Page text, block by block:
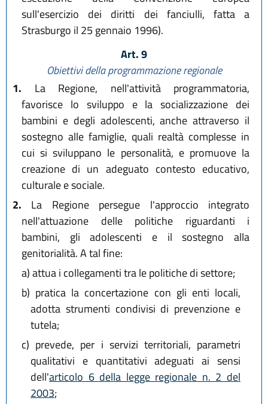
sull'esercizio dei diritti dei fanciulli, fatta a
Strasburgo il 25 gennaio 1996).
Art. 9
Obiettivi della programmazione regionale
1. La Regione, nell'attività programmatoria,
favorisce lo sviluppo e la socializzazione dei
bambini e degli adolescenti, anche attraverso il
sostegno alle famiglie, quali realtà complesse in
cui si sviluppano le personalità, e promuove la
creazione di un adeguato contesto educativo,
culturale e sociale.
2. La Regione persegue l'approccio integrato
nell'attuazione delle politiche riguardanti i
bambini, gli adolescenti e il sostegno alla
genitorialità. A tal fine:
a)attua i collegamenti tra le politiche di settore;
b) pratica la concertazione con gli enti locali,
adotta strumenti condivisi di prevenzione e
tutela;
c) prevede, per i servizi territoriali, parametri
qualitativi e quantitativi adeguati ai sensi
dell'articolo 6 della legge regionale n. 2 del
2003;